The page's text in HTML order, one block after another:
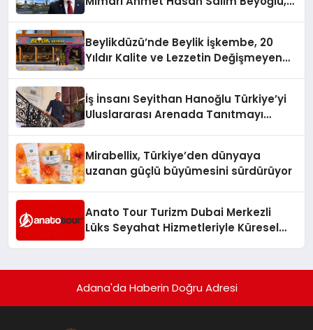
Hayata Geçirecek
Beylikdüzü’nde Beylik İşkembe, 20
Yıldır Kalite ve Lezzetin Değişmeyen
İş İnsanı Seyithan Hanoğlu Türkiye’yi
Uluslararası Arenada Tanıtmayı
Mirabellix, Türkiye’den dünyaya
uzanan güçlü büyümesini sürdürüyor
Anato Tour Turizm Dubai Merkezli
Lüks Seyahat Hizmetleriyle Küresel
Adana'da Haberin Doğru Adresi